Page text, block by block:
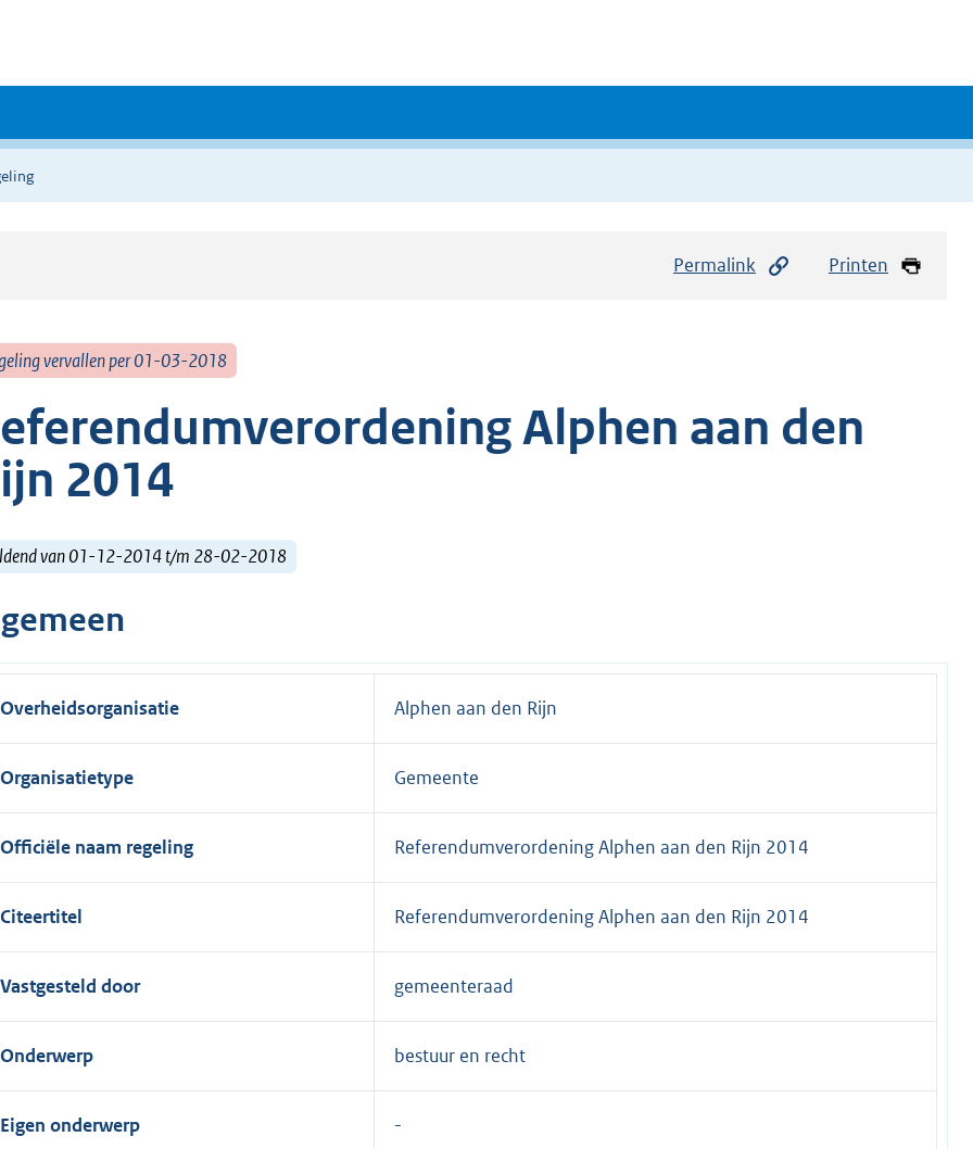
Permalink Printen
vervallen per 01-03-2018
Alphen aan den
2014
van 01-12-2014 t/m 28-02-2018
Overheidsorganisatie Alphen aan den Rijn
Organisatietype Gemeente
Officiële naam regeling Referendumverordening Alphen aan den Rijn 2014
Citeertitel Referendumverordening Alphen aan den Rijn 2014
Vastgesteld door gemeenteraad
Onderwerp bestuur en recht
Eigen onderwerp